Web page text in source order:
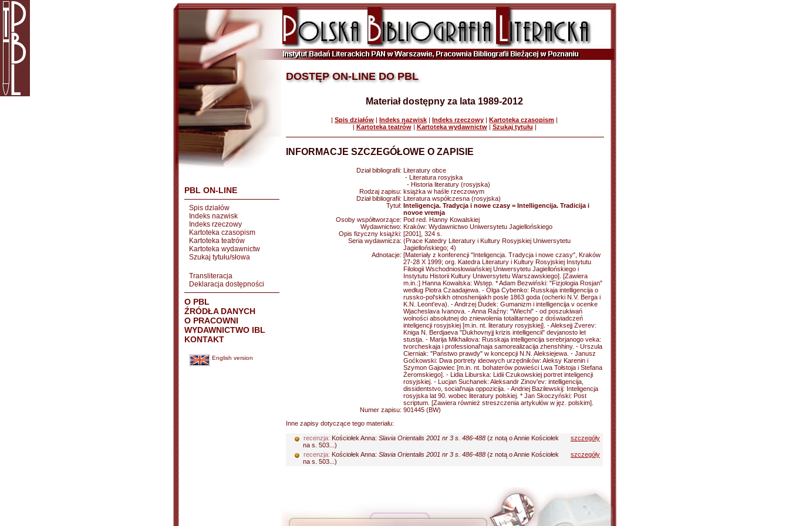
PBL ON-LINE
Spis działów
Indeks nazwisk
Indeks rzeczowy
Kartoteka czasopism
Kartoteka teatrów
Kartoteka wydawnictw
Szukaj tytułu/słowa
Transliteracja
Deklaracja dostępności
O PBL
ŹRÓDŁA DANYCH
O PRACOWNI
WYDAWNICTWO IBL
KONTAKT
English version
DOSTĘP ON-LINE DO PBL
Materiał dostępny za lata 1989-2012
| Spis działów | Indeks nazwisk | Indeks rzeczowy | Kartoteka czasopism |
| Kartoteka teatrów| Kartoteka wydawnictw| Szukaj tytułu |
INFORMACJE SZCZEGÓŁOWE O ZAPISIE
Dział bibliografii: Literatury obce
- Literatura rosyjska
- Historia literatury (rosyjska)
Rodzaj zapisu: książka w haśle rzeczowym
Dział bibliografii: Literatura współczesna (rosyjska)
Tytuł: Inteligencja. Tradycja i nowe czasy = Intelligencija. Tradicija i
novoe vremja
Osoby współtworzące: Pod red. Hanny Kowalskiej
Wydawnictwo: Kraków: Wydawnictwo Uniwersytetu Jagiellońskiego
Opis fizyczny książki: [2001], 324 s.
Seria wydawnicza: (Prace Katedry Literatury i Kultury Rosyjskiej Uniwersytetu
Jagiellońskiego; 4)
Adnotacje: [Materiały z konferencji "Inteligencja. Tradycja i nowe czasy", Kraków
27-28 X 1999; org. Katedra Literatury i Kultury Rosyjskiej Instytutu
Filologii Wschodniosłowiańskiej Uniwersytetu Jagiellońskiego i
Instytutu Historii Kultury Uniwersytetu Warszawskiego]. [Zawiera
m.in.:] Hanna Kowalska: Wstęp. * Adam Bezwiński: "Fizjologia Rosjan"
według Piotra Czaadajewa. - Olga Cybenko: Russkaja intelligencija o
russko-pol'skikh otnoshenijakh posle 1863 goda (ocherki N.V. Berga i
K.N. Leont'eva). - Andrzej Dudek: Gumanizm i intelligencija v ocenke
Wjacheslava Ivanova. - Anna Raźny: "Wiechi" - od poszukiwań
wolności absolutnej do zniewolenia totalitarnego z doświadczeń
inteligencji rosyjskiej [m.in. nt. literatury rosyjskiej]. - Aleksejj Zverev:
Kniga N. Berdjaeva "Dukhovnyjj krizis intelligencii" devjanosto let
stustja. - Marija Mikhailova: Russkaja intelligencija serebrjanogo veka:
tvorcheskaja i professional'naja samorealizacija zhenshhiny. - Urszula
Cierniak: "Państwo prawdy" w koncepcji N.N. Aleksiejewa. - Janusz
Goćkowski: Dwa portrety ideowych urzędników: Aleksy Karenin i
Szymon Gajowiec [m.in. nt. bohaterów powieści Lwa Tołstoja i Stefana
Żeromskiego]. - Lidia Liburska: Lidii Czukowskiej portret inteligencji
rosyjskiej. - Lucjan Suchanek: Aleksandr Zinov'ev: intelligencija,
dissidentstvo, social'naja oppozicija. - Andriej Bazilewskij: Inteligencja
rosyjska lat 90. wobec literatury polskiej. * Jan Skoczyński: Post
scriptum. [Zawiera również streszczenia artykułów w jęz. polskim].
Numer zapisu: 901445 (BW)
Inne zapisy dotyczące tego materiału:
recenzja: Kościołek Anna: Slavia Orientalis 2001 nr 3 s. 486-488 (z notą o Annie Kościołek
na s. 503...)
szczegóły
recenzja: Kościołek Anna: Slavia Orientalis 2001 nr 3 s. 486-488 (z notą o Annie Kościołek
na s. 503...)
szczegóły